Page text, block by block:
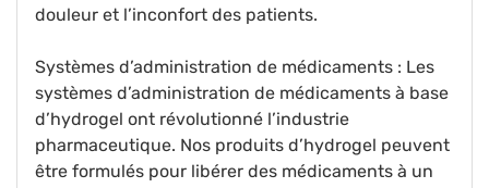
douleur et l’inconfort des patients.
Systèmes d’administration de médicaments : Les
systèmes d’administration de médicaments à base
d’hydrogel ont révolutionné l’industrie
pharmaceutique. Nos produits d’hydrogel peuvent
être formulés pour libérer des médicaments à un